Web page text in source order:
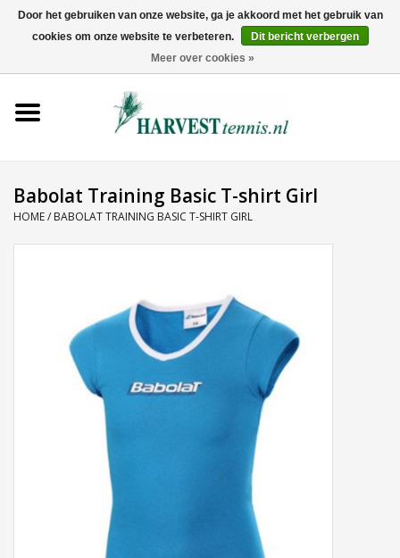
0 Artikelen - €0,00
Tenniskleding
Babolat Training Basic T-shirt Girl
HOME/ BABOLAT TRAINING BASIC T-SHIRT GIRL
Door het gebruiken van onze website, ga je akkoord met het gebruik van
cookies om onze website te verbeteren.
Dit bericht verbergen
Meer over cookies »